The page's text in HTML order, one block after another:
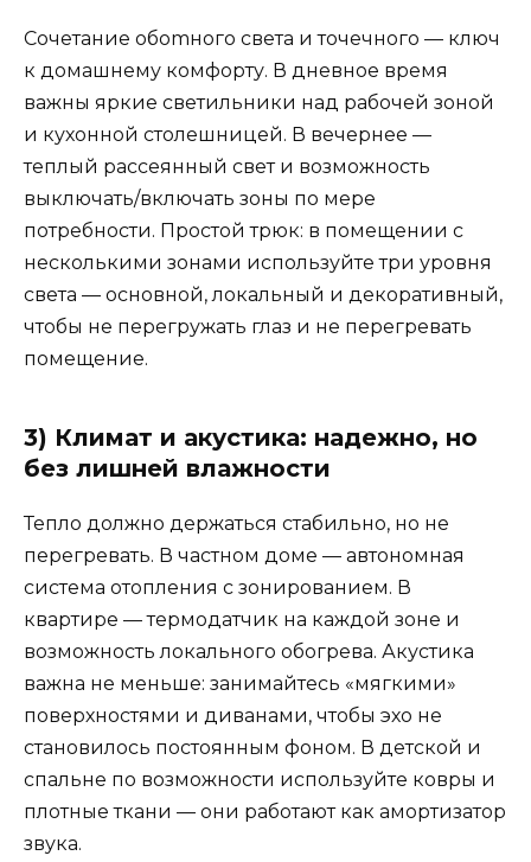
Сочетание обomного света и точечного — ключ
к домашнему комфорту. В дневное время
важны яркие светильники над рабочей зоной
и кухонной столешницей. В вечернее —
теплый рассеянный свет и возможность
выключать/включать зоны по мере
потребности. Простой трюк: в помещении с
несколькими зонами используйте три уровня
света — основной, локальный и декоративный,
чтобы не перегружать глаз и не перегревать
помещение.
3) Климат и акустика: надежно, но
без лишней влажности
Тепло должно держаться стабильно, но не
перегревать. В частном доме — автономная
система отопления с зонированием. В
квартире — термодатчик на каждой зоне и
возможность локального обогрева. Акустика
важна не меньше: занимайтесь «мягкими»
поверхностями и диванами, чтобы эхо не
становилось постоянным фоном. В детской и
спальне по возможности используйте ковры и
плотные ткани — они работают как амортизатор
звука.